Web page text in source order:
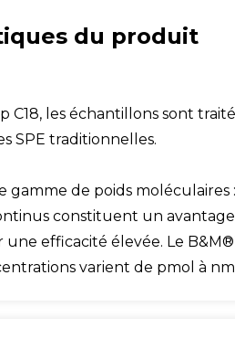
du produit
C18, les échantillons sont
SPE traditionnelles.
gamme de poids moléculaires :
constituent un
une efficacité élevée. Le
varient de pmol à